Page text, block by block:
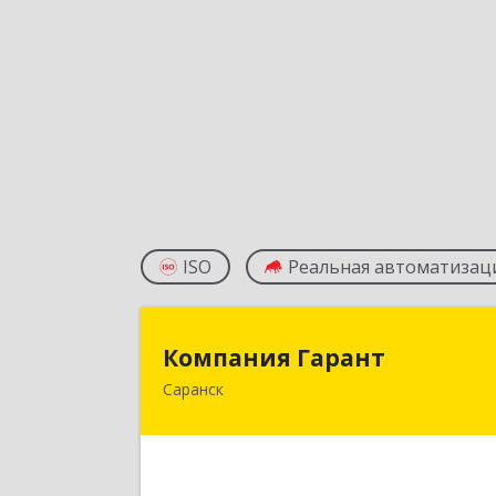
ISO Реальная
Компания Гарант
Саранск430005, Мордовия Респ, Саранск г,